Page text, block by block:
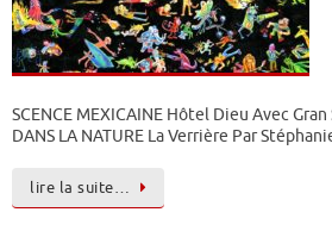
SCENCE MEXICAINE Hôtel Dieu Avec
DANS LA NATURE La Verrière Par
lire la suite…